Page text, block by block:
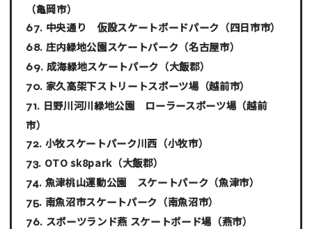
（亀岡市）
中央通り 仮設スケートボードパーク （四日市市）
庄内緑地公園スケートパーク （名古屋市）
成海緑地スケートパーク （大飯郡）
家久高架下ストリートスポーツ場 （越前市）
日野川河川緑地公園 ローラースポーツ場 （越前
市）
小牧スケートパーク川西 （小牧市）
OTO sk8park （大飯郡）
魚津桃山運動公園 スケートパーク （魚津市）
南魚沼市スケートパーク （南魚沼市）
スポーツランド燕 スケートボード場 （燕市）